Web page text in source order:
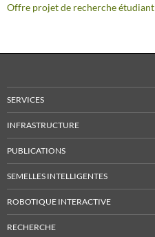
Offre projet de recherche étudiant
SERVICES
INFRASTRUCTURE
PUBLICATIONS
SEMELLES INTELLIGENTES
ROBOTIQUE INTERACTIVE
RECHERCHE